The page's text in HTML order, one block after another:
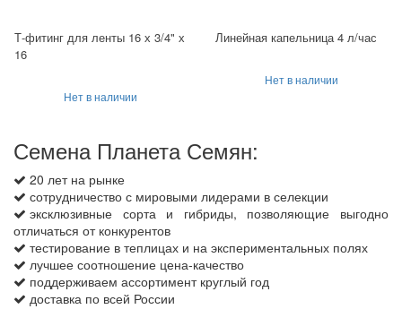
Т-фитинг для ленты 16 х 3/4" х
16
Нет в наличии
Линейная капельница 4 л/час
Нет в наличии
Семена Планета Семян:
20 лет на рынке
сотрудничество с мировыми лидерами в селекции
эксклюзивные сорта и гибриды, позволяющие выгодно
отличаться от конкурентов
тестирование в теплицах и на экспериментальных полях
лучшее соотношение цена-качество
поддерживаем ассортимент круглый год
доставка по всей России